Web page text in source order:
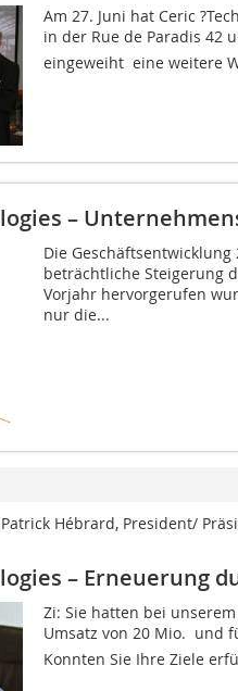
Am 27. Juni hat Ceric
in der Rue de Paradis 42
eingeweiht  eine weitere
–
Die
beträchtliche Steigerung
Vorjahr hervorgerufen
nur die...
Hébrard, President/
– Erneuerung
Zi: Sie hatten bei
Umsatz von 20 Mio.  und
Konnten Sie Ihre Ziele